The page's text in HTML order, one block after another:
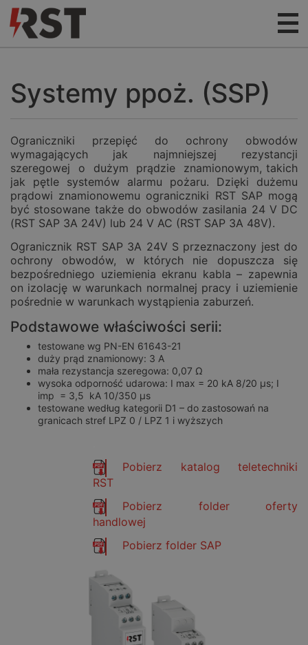
Systemy ppoż. (SSP)
Ograniczniki przepięć do ochrony obwodów
wymagających jak najmniejszej rezystancji
szeregowej o dużym prądzie znamionowym, takich
jak pętle systemów alarmu pożaru. Dzięki dużemu
prądowi znamionowemu ograniczniki RST SAP mogą
być stosowane także do obwodów zasilania 24 V DC
(RST SAP 3A 24V) lub 24 V AC (RST SAP 3A 48V).
Ogranicznik RST SAP 3A 24V S przeznaczony jest do
ochrony obwodów, w których nie dopuszcza się
bezpośredniego uziemienia ekranu kabla – zapewnia
on izolację w warunkach normalnej pracy i uziemienie
pośrednie w warunkach wystąpienia zaburzeń.
Podstawowe właściwości serii:
testowane wg PN-EN 61643-21
duży prąd znamionowy: 3 A
mała rezystancja szeregowa: 0,07 Ω
wysoka odporność udarowa: I max = 20 kA 8/20 μs; I
imp = 3,5 kA 10/350 μs
testowane według kategorii D1 – do zastosowań na
granicach stref LPZ 0 / LPZ 1 i wyższych
Pobierz katalog teletechniki
RST
Pobierz folder oferty
handlowej
Pobierz folder SAP